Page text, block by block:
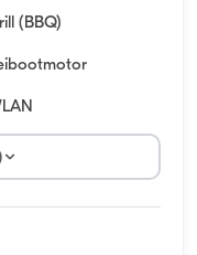
(BBQ)